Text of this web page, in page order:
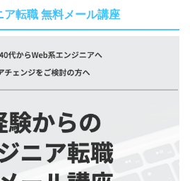
転職 無料メール講座